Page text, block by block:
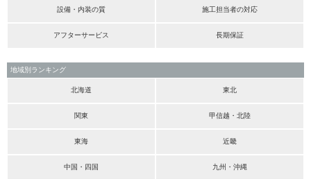
設備・内装の質 施工担当者の対応
アフターサービス 長期保証
地域別ランキング
北海道 東北
関東 甲信越・北陸
東海 近畿
中国・四国 九州・沖縄